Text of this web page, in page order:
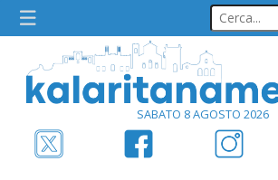
SABATO 8 AGOSTO 2026